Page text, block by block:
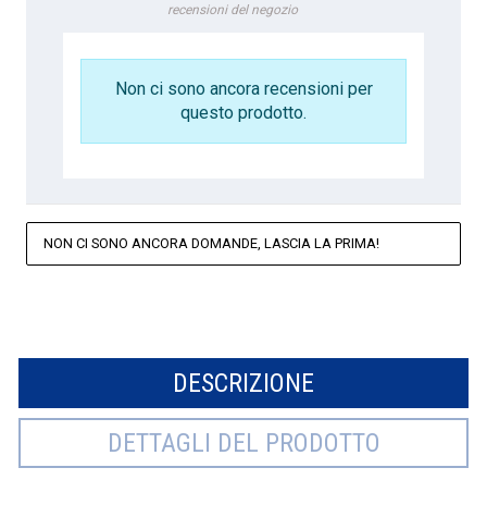
recensioni del negozio
Non ci sono ancora recensioni per
questo prodotto.
NON CI SONO ANCORA DOMANDE, LASCIA LA PRIMA!
DESCRIZIONE
DETTAGLI DEL PRODOTTO